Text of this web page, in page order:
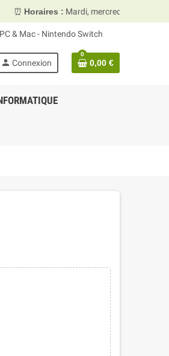
Horaires :Mardi, mercredi et vendredi
& Mac - Nintendo Switch
person Connexion
0
0,00 €